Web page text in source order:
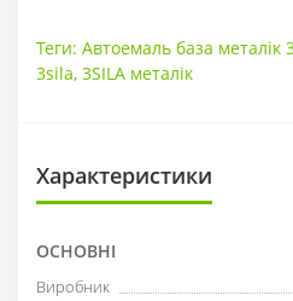
Теги: Автоемаль база металік
3sila, 3SILA металік
Характеристики
ОСНОВНІ
Виробник